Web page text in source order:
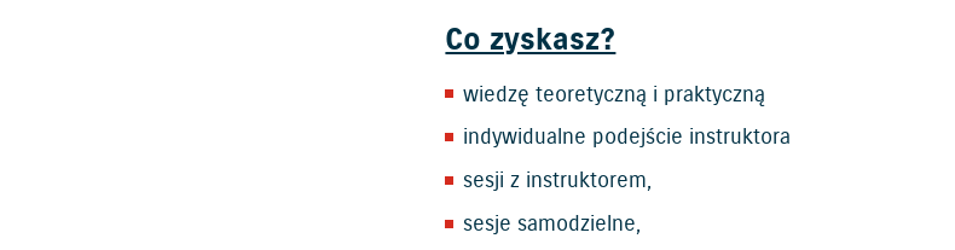
Co zyskasz?
wiedzę teoretyczną i praktyczną
indywidualne podejście instruktora
sesji z instruktorem,
sesje samodzielne,